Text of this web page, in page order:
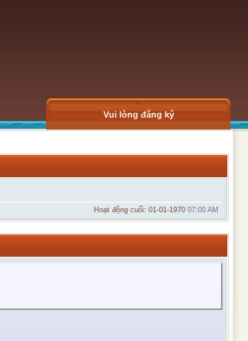
Vui lòng đăng ký
Hoạt động cuối: 01-01-1970 07:00 AM